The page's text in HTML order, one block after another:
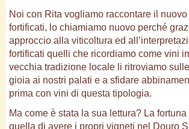
Noi con Rita vogliamo raccontare il
fortificati, lo chiamiamo nuovo perché
approccio alla viticoltura ed
fortificati quelli che ricordiamo come vini
vecchia tradizione locale li ritroviamo
gioia ai nostri palati e a sfidare
prima con vini di questa tipologia.
Ma come è stata la sua lettura? La
quella di avere i propri vigneti nel Douro